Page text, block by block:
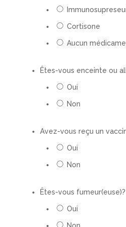
Cortisone
Aucun
Êtes-vous enceinte ou
Oui
Non
Avez-vous reçu un
Oui
Non
Êtes-vous fumeur(euse)?
Oui
Non